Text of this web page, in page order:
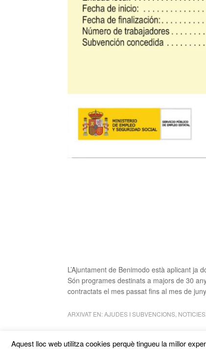
L’Ajuntament de Benimodo està aplicant ja
Són programes destinats a majors de 30
contractats el mes passat fins al mes de
ARXIVAT EN:AJUDES I SUBVENCIONS NOTICIES
Aquest lloc web utilitza cookies perquè tingueu la millor